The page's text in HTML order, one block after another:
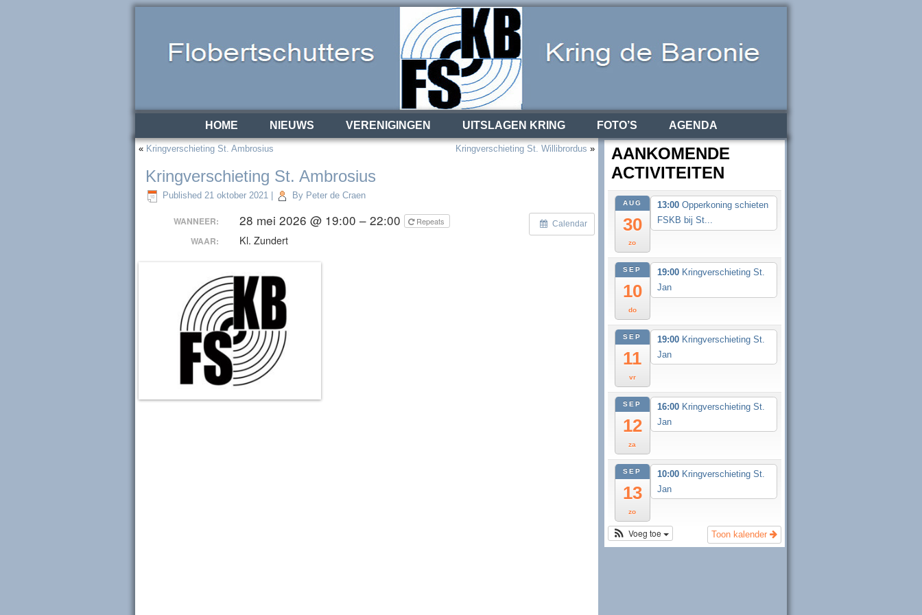
HOME NIEUWS VERENIGINGEN UITSLAGEN KRING FOTO’S AGENDA
« Kringverschieting St. Ambrosius Kringverschieting St. Willibrordus »
Kringverschieting St. Ambrosius
Published 21 oktober 2021 By Peter de Craen
Calendar
WANNEER: 28 mei 2026 @ 19:00 – 22:00 Repeats
WAAR: Kl. Zundert
AANKOMENDE
ACTIVITEITEN
AUG
30
zo
13:00 Opperkoning schieten
FSKB bij St...
SEP
10
do
19:00 Kringverschieting St.
Jan
SEP
11
vr
19:00 Kringverschieting St.
Jan
SEP
12
za
16:00 Kringverschieting St.
Jan
SEP
13
zo
10:00 Kringverschieting St.
Jan
Toon kalender
Voeg toe